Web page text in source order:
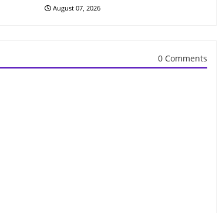
August 07, 2026
0 Comments